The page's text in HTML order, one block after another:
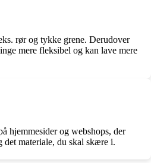
rør og tykke grene. Derudover
mere fleksibel og kan lave mere
hjemmesider og webshops, der
materiale, du skal skære i.